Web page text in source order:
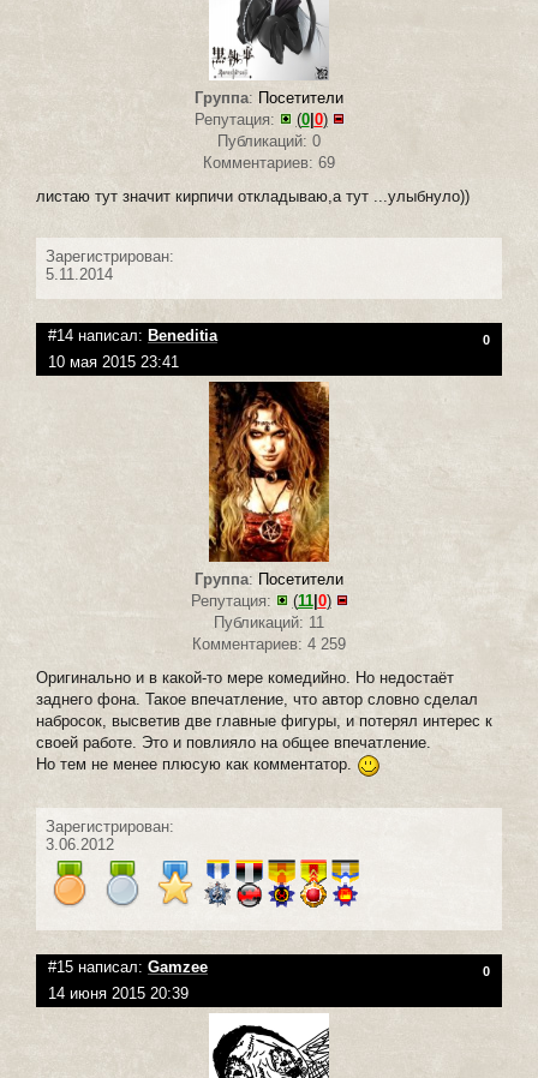
Группа: Посетители
Репутация:
(0|0)
Публикаций: 0
Комментариев: 69
листаю тут значит кирпичи откладываю,а тут ...улыбнуло))
Зарегистрирован:
5.11.2014
#14 написал: Beneditia 0
10 мая 2015 23:41
Группа: Посетители
Репутация:
(11| 0)
Публикаций: 11
Комментариев: 4 259
Оригинально и в какой-то мере комедийно. Но недостаёт
заднего фона. Такое впечатление, что автор словно сделал
набросок, высветив две главные фигуры, и потерял интерес к
своей работе. Это и повлияло на общее впечатление.
Но тем не менее плюсую как комментатор.
Зарегистрирован:
3.06.2012
#15 написал: Gamzee 0
14 июня 2015 20:39